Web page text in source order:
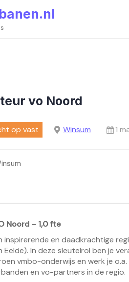
vo Noord
op vast Winsum 1
Noord – 1,0 fte
inspirerende en daadkrachtige
Eelde). In deze sleutelrol ben je
vmbo-onderwijs en werk je
en vo-partners in de regio.